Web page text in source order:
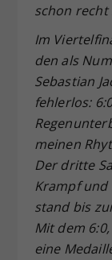
schon recht
Im
den als
Sebastian
fehlerlos:
meinen
Der dritte
Krampf
stand bis
Mit dem
eine